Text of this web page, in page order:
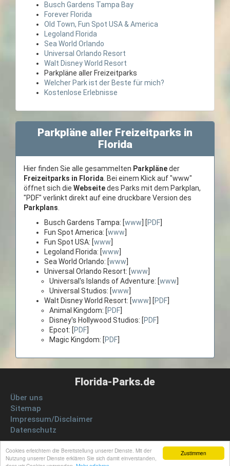
Zustimmen
Cookies erleichtern die Bereitstellung unserer Dienste. Mit der
Nutzung unserer Dienste erklären Sie sich damit einverstanden,
Busch Gardens Tampa Bay
Forever Florida
Old Town, Fun Spot USA & America
Legoland Florida
Sea World Orlando
Universal Orlando Resort
Walt Disney World Resort
Parkpläne aller Freizeitparks
Welcher Park ist der Beste für mich?
Kostenlose Erlebnisse
Parkpläne aller Freizeitparks in
Florida
Hier finden Sie alle gesammelten Parkpläneder
Freizeitparks in Florida . Bei einem Klick auf "www"
öffnet sich die Webseitedes Parks mit dem Parkplan,
"PDF" verlinkt direkt auf eine druckbare Version des
Parkplans
Busch Gardens Tampa: [www ] [PDF
Fun Spot America: [www
Fun Spot USA: [www
Legoland Florida: [www
Sea World Orlando: [www
Universal Orlando Resort: [www
Universal's Islands of Adventure: [www
Universal Studios: [www
Walt Disney World Resort: [www ] [PDF
Animal Kingdom: [PDF
Disney's Hollywood Studios: [PDF
Epcot: [PDF
Magic Kingdom: [PDF
Florida-Parks.de
Über uns
Sitemap
Impressum/Disclaimer
Datenschutz
Diese Seiten enthalten geprüfte Affiliate Links.
© 2026 Florida-Parks.de